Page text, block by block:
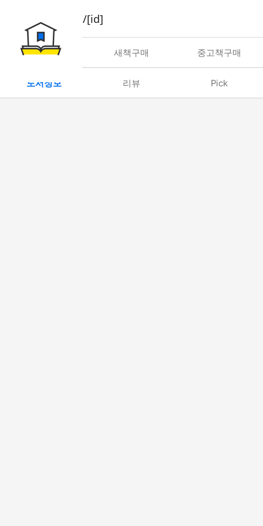
book/rent/[id]
대여 새책구매 중고책구매
도서정보 리뷰 Pick